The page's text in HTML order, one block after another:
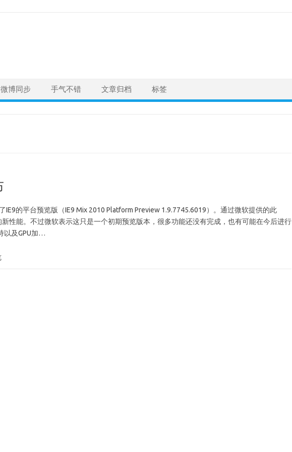
微博同步 手气不错 文章归档 标签
IE9的平台预览版（IE9 Mix 2010 Platform Preview 1.9.7745.6019）。通过微软提供的此
性能。不过微软表示这只是一个初期预览版本，很多功能还没有完成，也有可能在今后进行
以及GPU加…